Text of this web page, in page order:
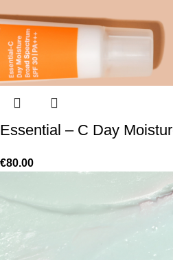
Essential – C Day
€80.00